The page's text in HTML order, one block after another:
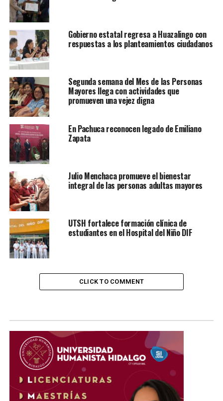
Gobierno estatal regresa a Huazalingo con
respuestas a los planteamientos ciudadanos
Segunda semana del Mes de las Personas
Mayores llega con actividades que
promueven una vejez digna
En Pachuca reconocen legado de Emiliano
Zapata
Julio Menchaca promueve el bienestar
integral de las personas adultas mayores
UTSH fortalece formación clínica de
estudiantes en el Hospital del Niño DIF
CLICK TO COMMENT